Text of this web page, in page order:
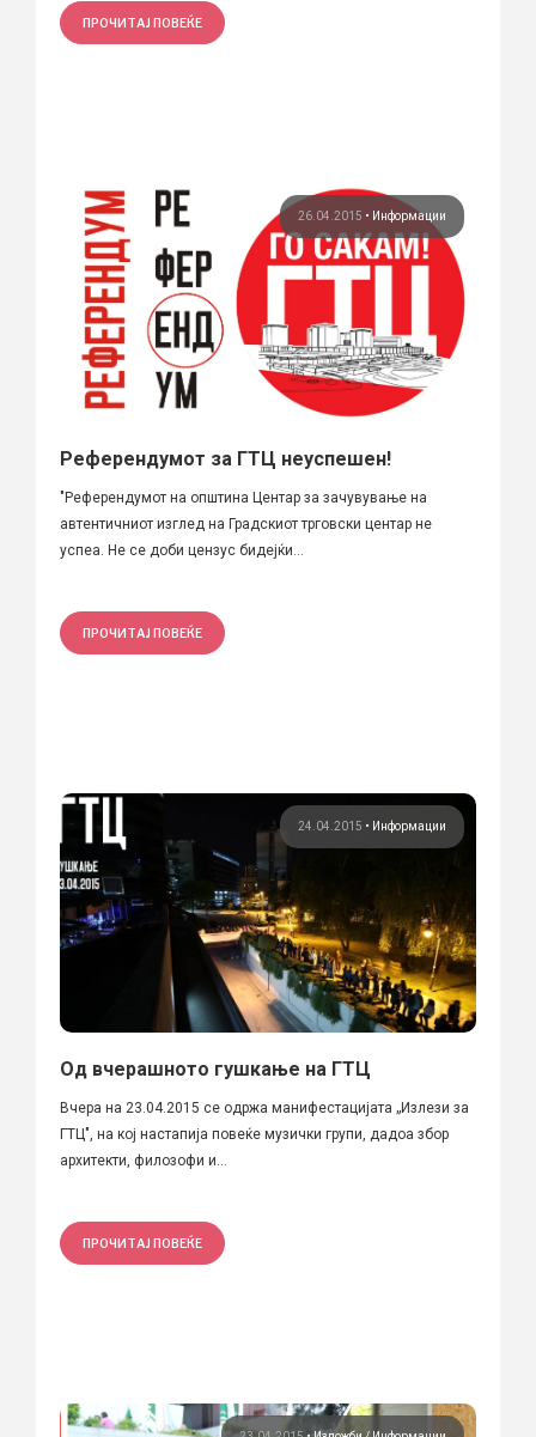
ПРОЧИТАЈ ПОВЕЌЕ
26.04.2015 • Информации
Референдумот за ГТЦ неуспешен!
"Референдумот на општина Центар за зачувување на
автентичниот изглед на Градскиот трговски центар не
успеа. Не се доби цензус бидејќи...
ПРОЧИТАЈ ПОВЕЌЕ
24.04.2015 • Информации
Од вчерашното гушкање на ГТЦ
Вчера на 23.04.2015 се одржа манифестацијата „Излези за
ГТЦ", на кој настапија повеќе музички групи, дадоа збор
архитекти, филозофи и...
ПРОЧИТАЈ ПОВЕЌЕ